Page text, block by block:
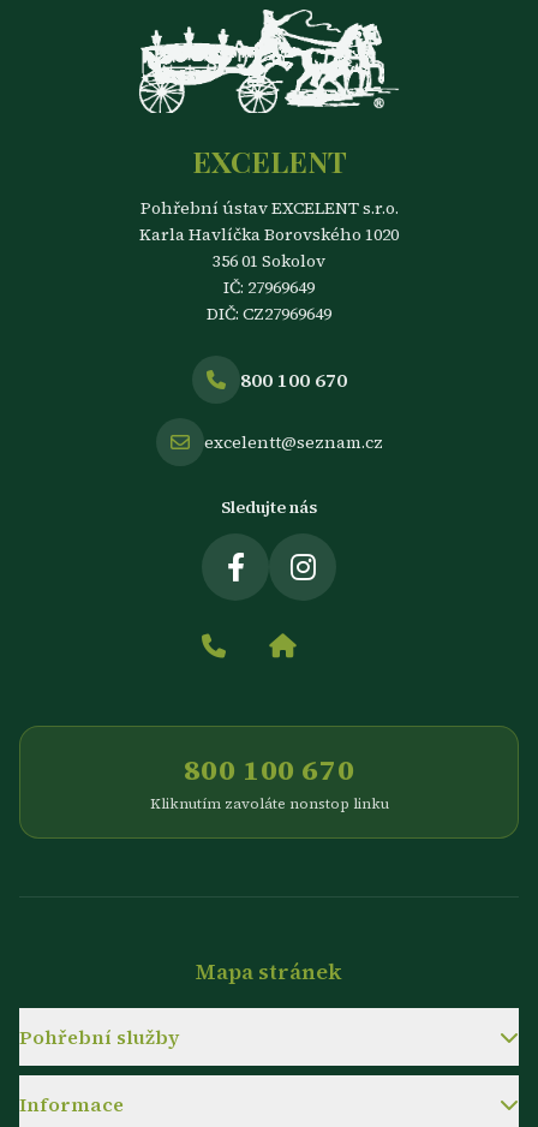
EXCELENT
Pohřební ústav EXCELENT s.r.o.
Karla Havlíčka Borovského 1020
356 01 Sokolov
IČ: 27969649
DIČ: CZ27969649
800 100 670
excelentt@seznam.cz
Sledujte nás
800 100 670
Kliknutím zavoláte nonstop linku
Mapa stránek
Pohřební služby
Informace